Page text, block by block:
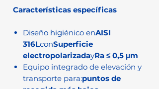
Características específicas
Diseño higiénico enAISI
316LconSuperficie
electropolarizadayRa ≤ 0,5 μm
Equipo integrado de elevación y
transporte para:puntos de